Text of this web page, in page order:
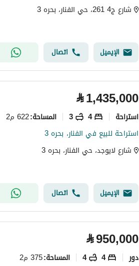
شارع ج4 261، حي الفنار، بحره 3
الإيميل اتصال
⃁1,435,000
استراحة 4
3 المساحة:622 م2
استراحة للبيع في الفنار، بحره 3
شارع لايوجد، حي الفنار، بحره 3
الإيميل اتصال
⃁950,000
دور 4
4 المساحة:375 م2